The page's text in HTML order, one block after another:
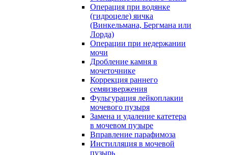
Операция при водянке
(гидроцеле) яичка
(Винкельмана, Бергмана или
Лорда)
Операции при недержании
мочи
Дробление камня в
мочеточнике
Коррекция раннего
семяизвержения
Фульгурация лейкоплакии
мочевого пузыря
Замена и удаление катетера
в мочевом пузыре
Вправление парафимоза
Инстилляция в мочевой
пузырь